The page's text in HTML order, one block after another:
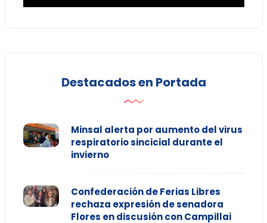
Destacados en Portada
Minsal alerta por aumento del virus
respiratorio sincicial durante el
invierno
Confederación de Ferias Libres
rechaza expresión de senadora
Flores en discusión con Campillai